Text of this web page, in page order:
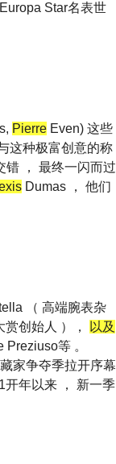
Star名表世
Pierre Even) 这些
这种极富创意的称
错 ， 最终一闪而过
Dumas ， 他们
（ 高端腕表杂
创始人 ），
以及
等 。
家争夺季拉开序幕
开年以来 ， 新一季